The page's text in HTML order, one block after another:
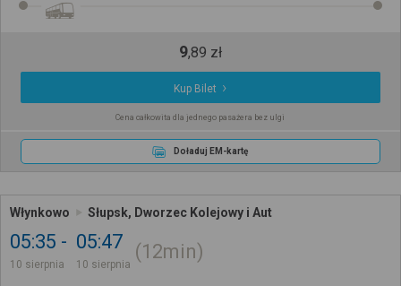
9,89 zł
Kup Bilet
Cena całkowita dla jednego pasażera bez ulgi
Doładuj EM-kartę
Włynkowo Słupsk, Dworzec Kolejowy i Aut
05:35
10 sierpnia
05:47
10 sierpnia
12min